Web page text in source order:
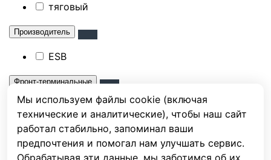
Мы используем файлы cookie (включая
технические и аналитические), чтобы наш сайт
работал стабильно, запоминал ваши
предпочтения и помогал нам улучшать сервис.
Обрабатывая эти данные, мы заботимся об их
тяговый
Производитель
ESB
Фронт-терминальные
Нет
Длина, мм (+-5%)